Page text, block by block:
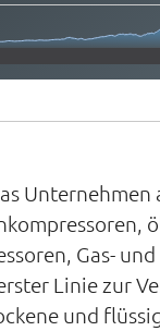
Gas- und
Linie zur
und